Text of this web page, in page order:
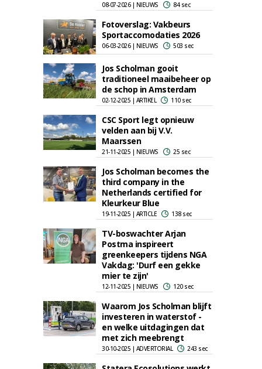
08-07-2026 | NIEUWS 84 sec
Fotoverslag: Vakbeurs
Sportaccomodaties 2026
06-03-2026 | NIEUWS 503 sec
Jos Scholman gooit
traditioneel maaibeheer op
de schop in Amsterdam
02-12-2025 | ARTIKEL 110 sec
CSC Sport legt opnieuw
velden aan bij V.V.
Maarssen
21-11-2025 | NIEUWS 25 sec
Jos Scholman becomes the
third company in the
Netherlands certified for
Kleurkeur Blue
19-11-2025 | ARTICLE 138 sec
TV-boswachter Arjan
Postma inspireert
greenkeepers tijdens NGA
Vakdag: 'Durf een gekke
mier te zijn'
12-11-2025 | NIEUWS 120 sec
Waarom Jos Scholman blijft
investeren in waterstof -
en welke uitdagingen dat
met zich meebrengt
30-10-2025 | ADVERTORIAL 243 sec